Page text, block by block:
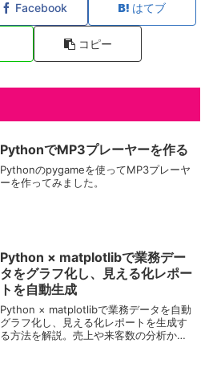
Facebook はてブ
コピー
PythonでMP3プレーヤーを作る
Pythonのpygameを使ってMP3プレーヤ
ーを作ってみました。
Python × matplotlibで業務デー
タをグラフ化し、見える化レポー
トを自動生成
Python × matplotlibで業務データを自動
グラフ化し、見える化レポートを生成す
る方法を解説。売上や来客数の分析から